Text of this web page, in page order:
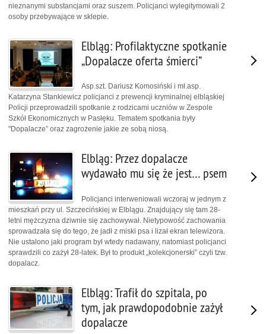
nieznanymi substancjami oraz suszem. Policjanci wylegitymowali 2
osoby przebywające w sklepie.
Elbląg: Profilaktyczne spotkanie
„Dopalacze oferta śmierci”
Asp.szt. Dariusz Komosiński i mł.asp.
Katarzyna Stankiewicz policjanci z prewencji kryminalnej elbląskiej
Policji przeprowadzili spotkanie z rodzicami uczniów w Zespole
Szkół Ekonomicznych w Pasłęku. Tematem spotkania były
"Dopalacze” oraz zagrożenie jakie ze sobą niosą.
Elbląg: Przez dopalacze
wydawało mu się że jest… psem
Policjanci interweniowali wczoraj w jednym z
mieszkań przy ul. Szczecińskiej w Elblągu. Znajdujący się tam 28-
letni mężczyzna dziwnie się zachowywał. Nietypowość zachowania
sprowadzała się do tego, że jadł z miski psa i lizał ekran telewizora.
Nie ustalono jaki program był wtedy nadawany, natomiast policjanci
sprawdzili co zażył 28-latek. Był to produkt „kolekcjonerski” czyli tzw.
dopalacz.
Elbląg: Trafił do szpitala, po
tym, jak prawdopodobnie zażył
dopalacze